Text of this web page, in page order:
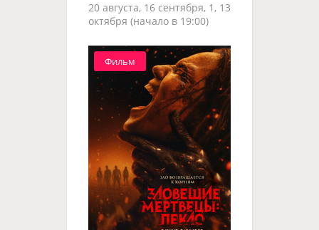
20 августа, 16 сентября, 1, 13
октября (начало в 19:00)
Фильм